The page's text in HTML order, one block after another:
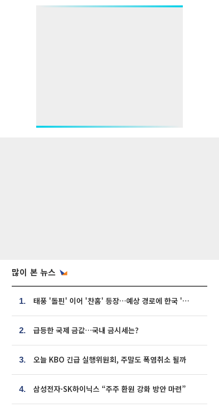
많이 본 뉴스
1. 태풍 '돌핀' 이어 '찬홈' 등장…예상 경로에 한국 '한숨'
2. 급등한 국제 금값…국내 금시세는?
3. 오늘 KBO 긴급 실행위원회, 주말도 폭염취소 될까
4. 삼성전자·SK하이닉스 “주주 환원 강화 방안 마련”